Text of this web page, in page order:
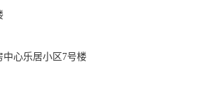
心乐居小区7号楼